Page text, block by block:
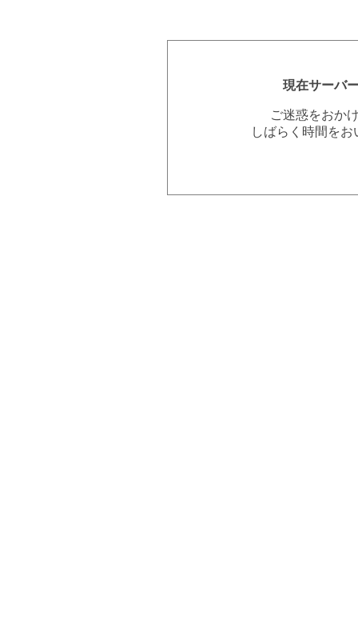
現在サーバ
ご迷惑をおか
しばらく時間を